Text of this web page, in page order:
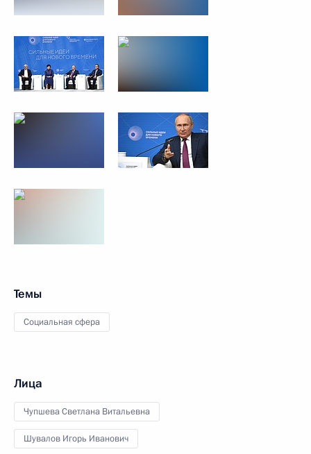
Темы
Социальная сфера
Лица
Чупшева Светлана Витальевна
Шувалов Игорь Иванович